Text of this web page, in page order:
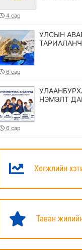
4 сар
УЛСЫН
6 сар
НЭМЭЛТ
6 сар
ТӨРИЙН
ТУХАЙ ЗАР
ХӨШӨӨНД
6 сар
Хөгжлийн
Таван